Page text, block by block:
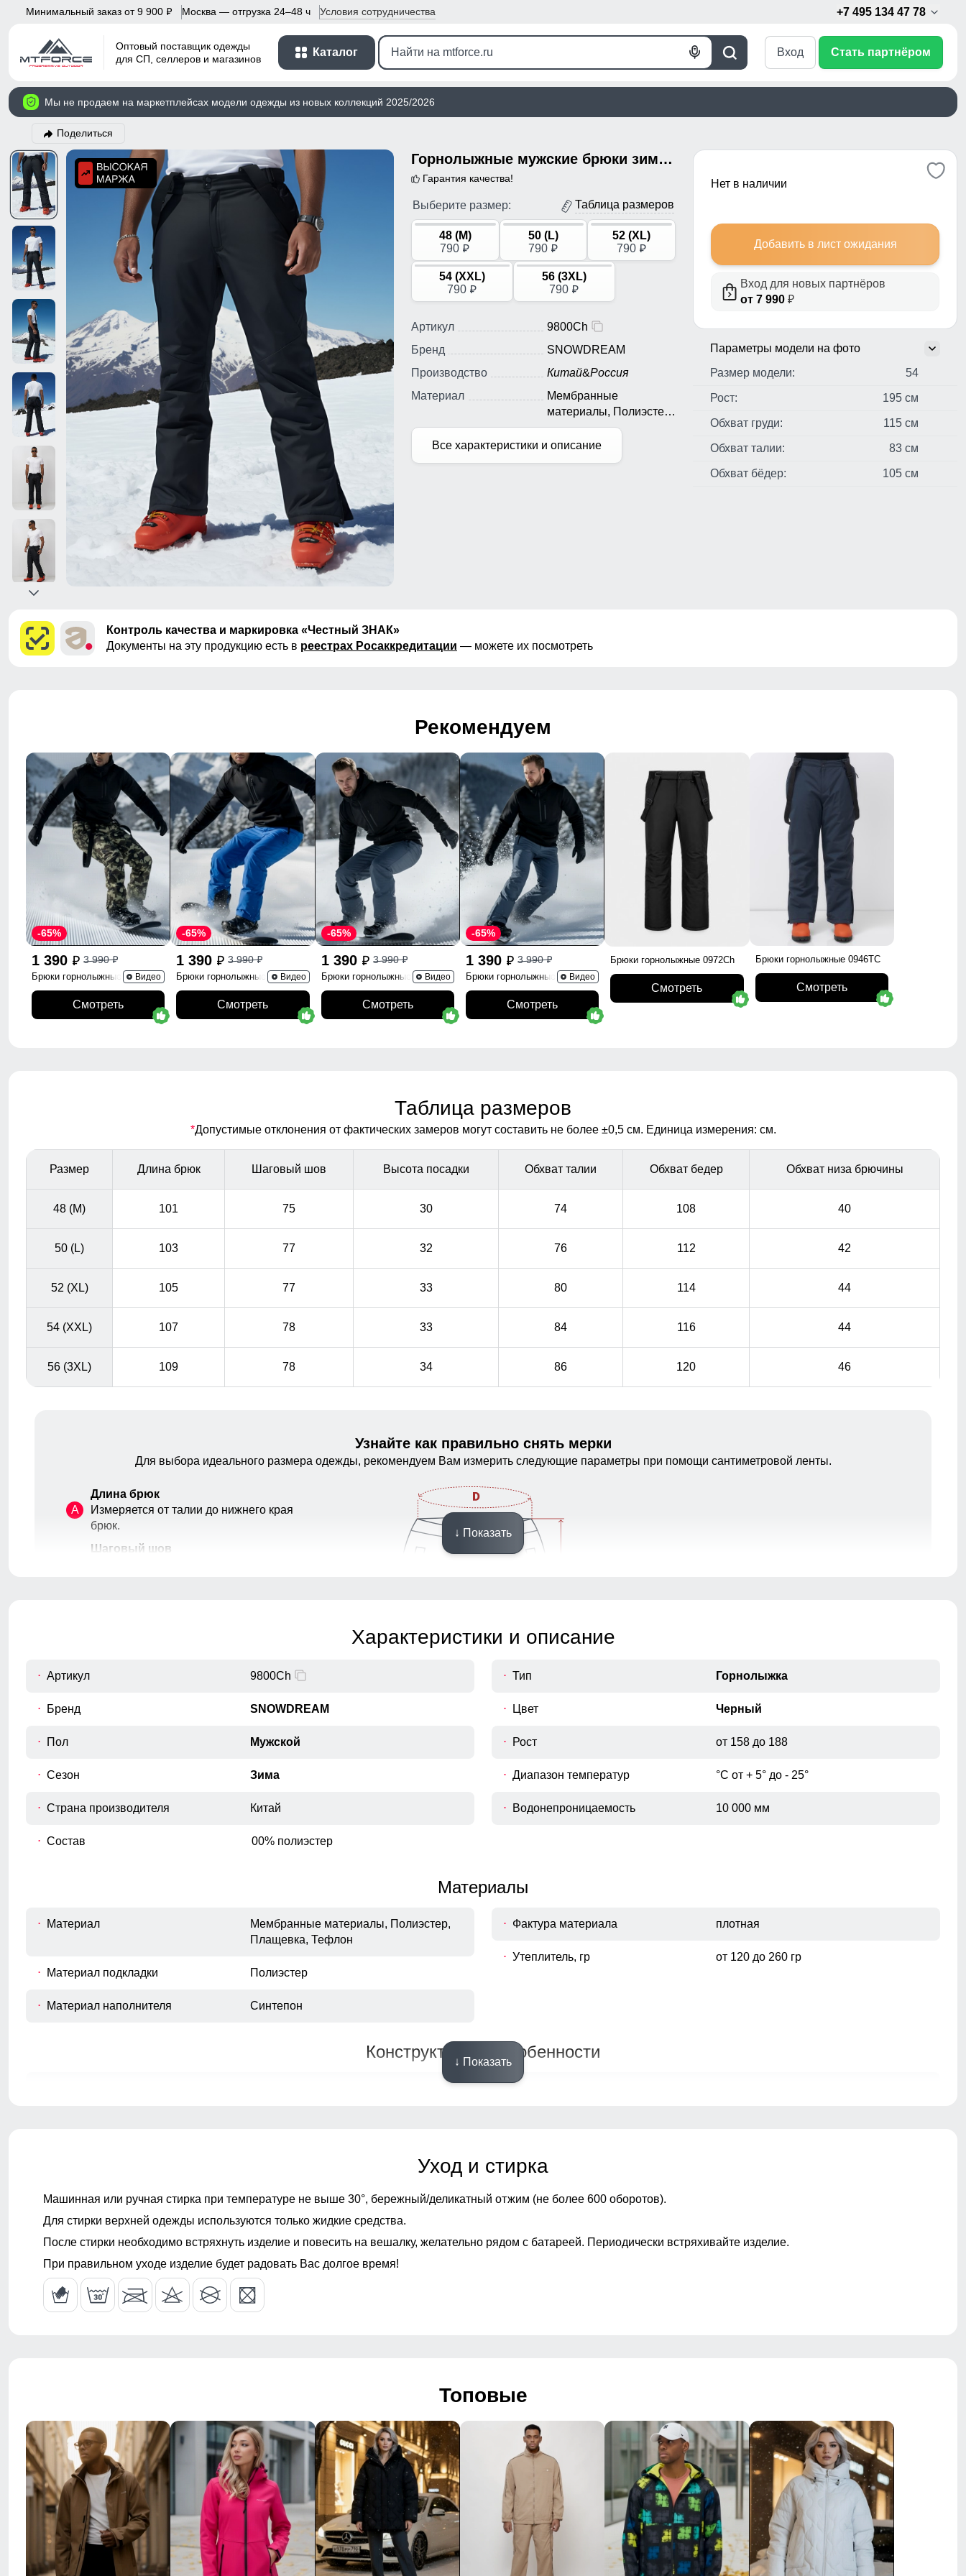
Минимальный заказ от 9 900 p Москва — отгрузка 24–48 ч Условия сотрудничества +7 495 134 47 78
Оптовый поставщик одежды
для СП, селлеров и магазинов
Каталог
Поиск
Голосовой
Вход Стать партнёром
Мы не продаем на маркетплейсах модели одежды из новых коллекций 2025/2026
Поделиться
Горнолыжные мужские брюки зимние черного цвета 9800Ch
Гарантия качества!
Выберите размер: Таблица размеров
48 (M)
790 p
50 (L)
790 p
52 (XL)
790 p
54 (XXL)
790 p
56 (3XL)
790 p
Артикул
9800Ch
Бренд
SNOWDREAM
Производство
Китай&Россия
Материал
Мембранные
материалы, Полиэстер,
Плащевка, Тефлон
Все характеристики и описание
Нет в наличии
Добавить в лист ожидания
Вход для новых партнёров
от 7 990 ₽
Параметры модели на фото
Размер модели:
54
Рост: 195 см
Обхват груди: 115 см
Обхват талии: 83 см
Обхват бёдер: 105 см
Контроль качества и маркировка «Честный ЗНАК»
Документы на эту продукцию есть в реестрах Росаккредитации — можете их посмотреть
Рекомендуем
1 390 p 3 990p
-65%
Брюки горнолыжные 2405K
Видео
Смотреть
1 390 p 3 990p
-65%
Брюки горнолыжные 2405S
Видео
Смотреть
1 390 p 3 990p
-65%
Брюки горнолыжные 2405TS
Видео
Смотреть
1 390 p 3 990p
-65%
Брюки горнолыжные 2405TC
Видео
Смотреть
Брюки горнолыжные 0972Ch
Смотреть
Брюки горнолыжные 0946TC
Смотреть
Таблица размеров
*Допустимые отклонения от фактических замеров могут составить не более ±0,5 см. Единица измерения: см.
Размер Длина брюк Шаговый шов Высота посадки Обхват талии Обхват бедер Обхват низа брючины
48 (M) 101 75 30 74 108 40
50 (L) 103 77 32 76 112 42
52 (XL) 105 77 33 80 114 44
54 (XXL) 107 78 33 84 116 44
56 (3XL) 109 78 34 86 120 46
Узнайте как правильно снять мерки
Для выбора идеального размера одежды, рекомендуем Вам измерить следующие параметры при помощи сантиметровой ленты.
A
Длина брюк
Измеряется от талии до нижнего края
брюк.
Шаговый шов
Измеряется вокруг самой широкой
нижнему краю.
↓ Показать
Характеристики и описание
Артикул 9800Ch
Бренд SNOWDREAM
Пол Мужской
Сезон Зима
Страна производителя Китай
Тип Горнолыжка
Цвет Черный
Рост от 158 до 188
Диапазон температур °С от + 5° до - 25°
Водонепроницаемость 10 000 мм
Состав 00% полиэстер
Материалы
Материал
Мембранные материалы, Полиэстер,
Плащевка, Тефлон
Материал подкладки Полиэстер
Материал наполнителя Синтепон
Фактура материала плотная
Утеплитель, гр от 120 до 260 гр
Конструктивные особенности
Фиксаторы По бедрам
Декоративные элементы
водоотталкивающий материал,
гипоаллергенный материал, дышащий
Тренд уличная мода
Упаковка и размеры
Тип упаковки Пакет
Цвет черный
Габариты (ДхШхВ) 55 x 34 x 4 см
Вес 0.75 кг
↓ Показать
Уход и стирка
Машинная или ручная стирка при температуре не выше 30°, бережный/деликатный отжим (не более 600 оборотов).
Для стирки верхней одежды используются только жидкие средства.
После стирки необходимо встряхнуть изделие и повесить на вешалку, желательно рядом с батареей. Периодически встряхивайте изделие.
При правильном уходе изделие будет радовать Вас долгое время!
Топовые